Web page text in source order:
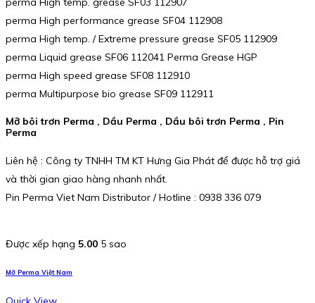
perma High performance grease SF04 112908
perma High temp. / Extreme pressure grease SF05 112909
perma Liquid grease SF06 112041 Perma Grease HGP
perma High speed grease SF08 112910
perma Multipurpose bio grease SF09 112911
Mỡ bôi trơn Perma , Dầu Perma , Dầu bôi trơn Perma , Pin
Perma
Liên hệ : Công ty TNHH TM KT Hưng Gia Phát để được hỗ trợ giá
và thời gian giao hàng nhanh nhất.
Pin Perma Viet Nam Distributor / Hotline : 0938 336 079
Được xếp hạng 5.00 5 sao
Mỡ Perma Việt Nam